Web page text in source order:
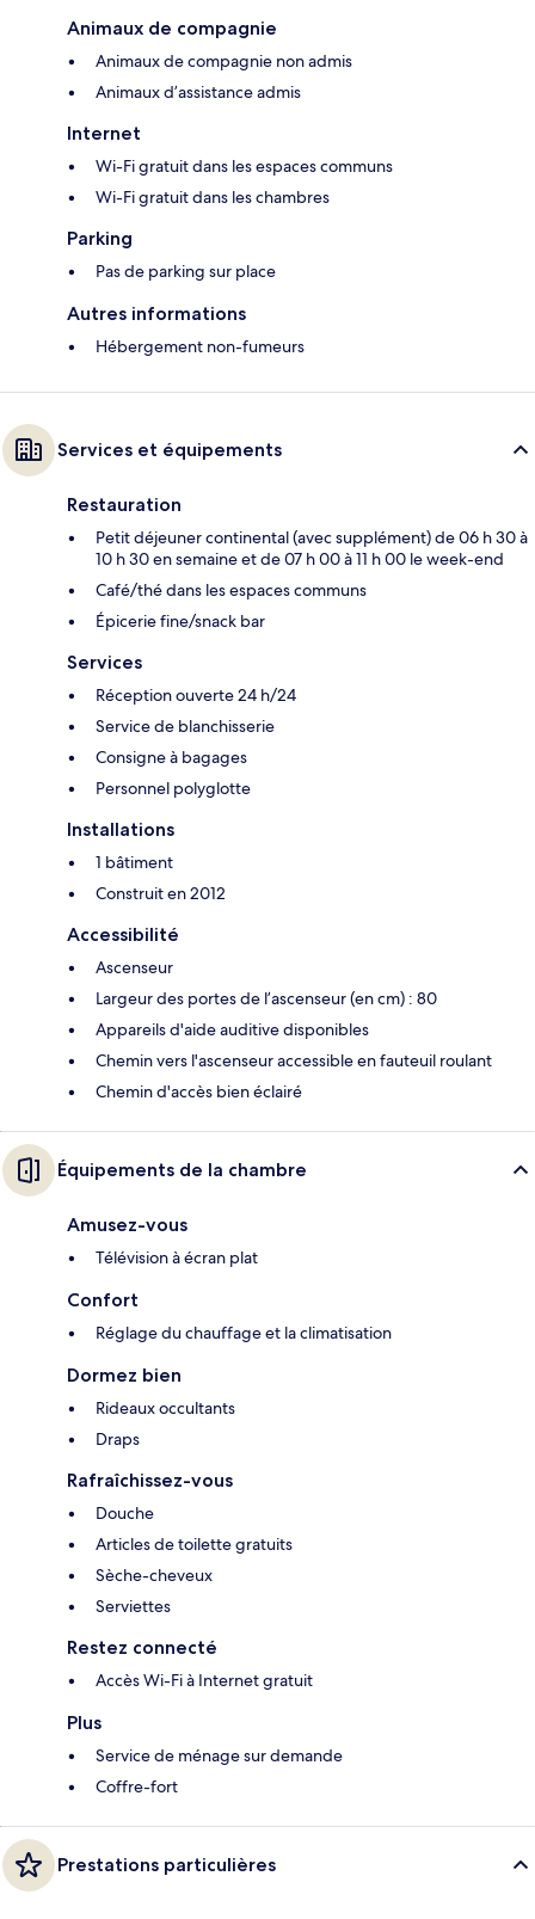
Animaux de compagnie
Animaux de compagnie non admis
Animaux d’assistance admis
Internet
Wi-Fi gratuit dans les espaces communs
Wi-Fi gratuit dans les chambres
Parking
Pas de parking sur place
Autres informations
Hébergement non-fumeurs
Services et équipements
Restauration
Petit déjeuner continental (avec supplément) de 06 h 30 à
10 h 30 en semaine et de 07 h 00 à 11 h 00 le week-end
Café/thé dans les espaces communs
Épicerie fine/snack bar
Services
Réception ouverte 24 h/24
Service de blanchisserie
Consigne à bagages
Personnel polyglotte
Installations
1 bâtiment
Construit en 2012
Accessibilité
Ascenseur
Largeur des portes de l’ascenseur (en cm) : 80
Appareils d'aide auditive disponibles
Chemin vers l'ascenseur accessible en fauteuil roulant
Chemin d'accès bien éclairé
Équipements de la chambre
Amusez-vous
Télévision à écran plat
Confort
Réglage du chauffage et la climatisation
Dormez bien
Rideaux occultants
Draps
Rafraîchissez-vous
Douche
Articles de toilette gratuits
Sèche-cheveux
Serviettes
Restez connecté
Accès Wi-Fi à Internet gratuit
Plus
Service de ménage sur demande
Coffre-fort
Prestations particulières